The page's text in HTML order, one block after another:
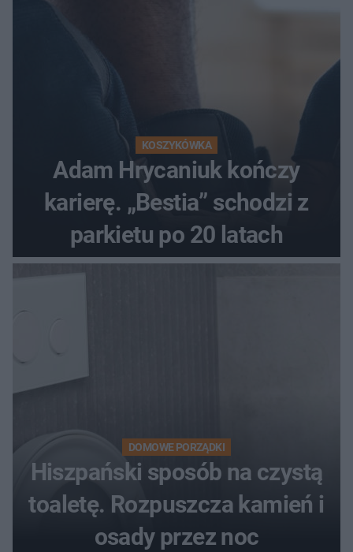
KOSZYKÓWKA
Adam Hrycaniuk kończy
karierę. „Bestia” schodzi z
parkietu po 20 latach
DOMOWE PORZĄDKI
Hiszpański sposób na czystą
toaletę. Rozpuszcza kamień i
osady przez noc